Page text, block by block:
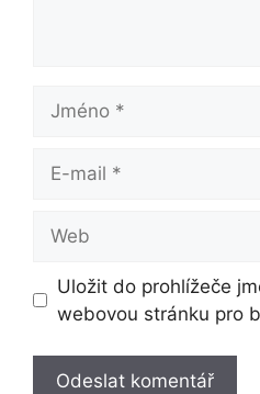
Jméno
mail
Uložit do prohlížeče
webovou stránku pro